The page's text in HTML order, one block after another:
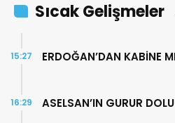
Sıcak Gelişmeler
ERDOĞAN’DAN KABİNE
15:27
ASELSAN’IN GURUR
16:29